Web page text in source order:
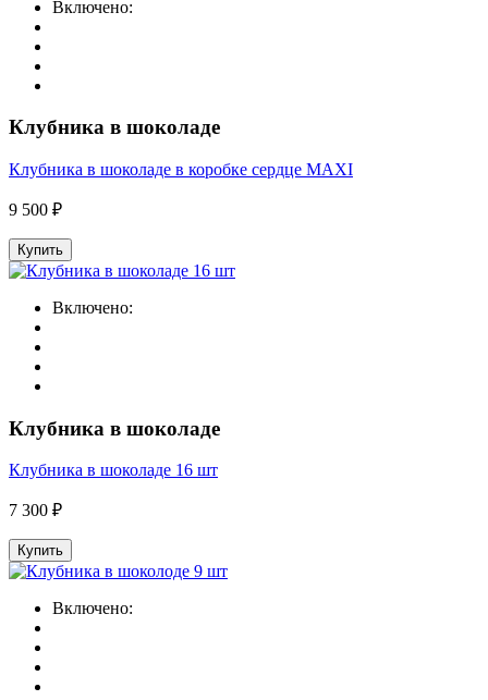
Включено:
Клубника в шоколаде
Клубника в шоколаде в коробке сердце MAXI
9 500 ₽
Купить
Включено:
Клубника в шоколаде
Клубника в шоколаде 16 шт
7 300 ₽
Купить
Включено: